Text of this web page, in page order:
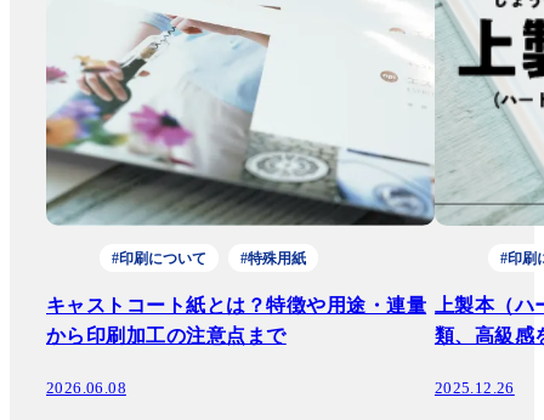
#印刷について #特殊用紙
キャストコート紙とは？特徴や用途・連量
から印刷加工の注意点まで
2026.06.08
#印刷
上製本（
類、高級感
2025.12.26